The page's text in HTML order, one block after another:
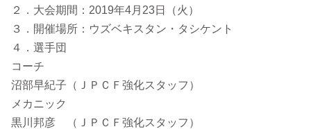
２．大会期間：2019年4月23日（火）
３．開催場所：ウズベキスタン・タシケント
４．選手団
コーチ
沼部早紀子（ＪＰＣＦ強化スタッフ）
メカニック
黒川邦彦 （ＪＰＣＦ強化スタッフ）